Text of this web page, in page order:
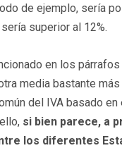
de ejemplo, sería
superior al 12%.
en los
media bastante
del IVA basado
si bien parece, a
los diferentes